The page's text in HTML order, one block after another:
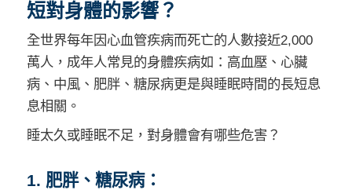
短對身體的影響？
全世界每年因心血管疾病而死亡的人數接近2,000
萬人，成年人常見的身體疾病如：高血壓、心臟
病、中風、肥胖、糖尿病更是與睡眠時間的長短息
息相關。
睡太久或睡眠不足，對身體會有哪些危害？
1. 肥胖、糖尿病：